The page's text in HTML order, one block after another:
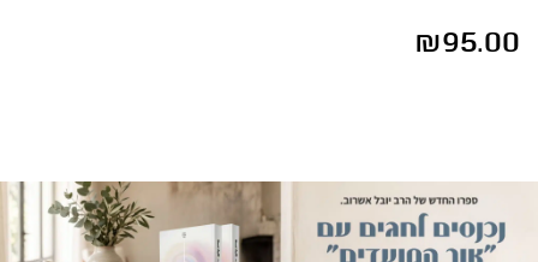
₪95.00